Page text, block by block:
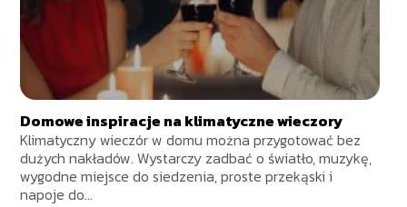
Domowe inspiracje na klimatyczne wieczory
Klimatyczny wieczór w domu można przygotować bez
dużych nakładów. Wystarczy zadbać o światło, muzykę,
wygodne miejsce do siedzenia, proste przekąski i
napoje do...